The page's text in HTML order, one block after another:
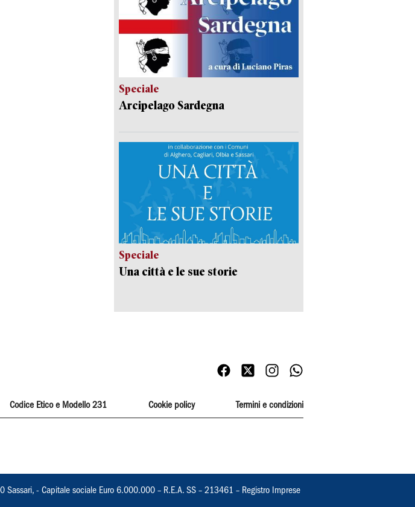
Speciale
Arcipelago Sardegna
Speciale
Una città e le sue storie
Codice Etico e Modello 231 Cookie policy Termini e condizioni
- Capitale sociale Euro 6.000.000 – R.E.A. SS – 213461 – Registro Imprese